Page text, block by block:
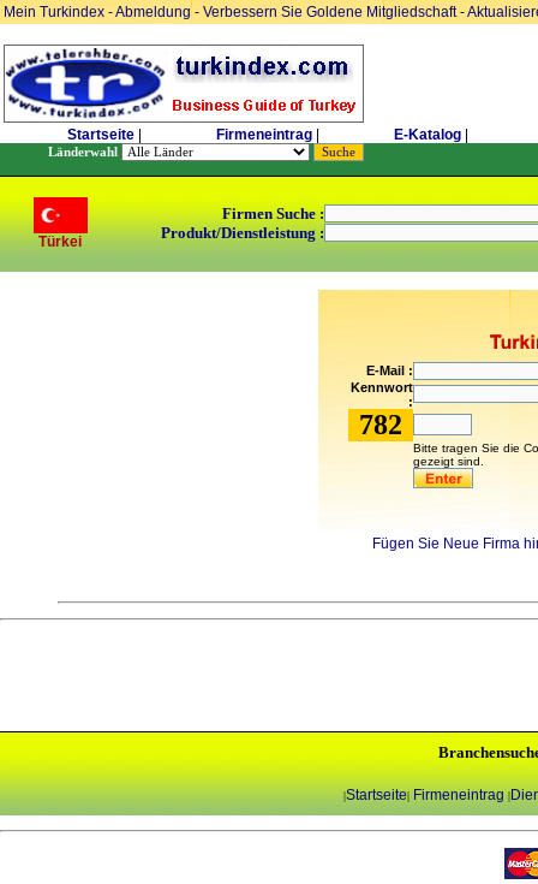
Mein Turkindex -Abmeldung- Verbessern Sie Goldene Mitgliedschaft-
Startseite Firmeneintrag E-Katalog
Länderwahl
Türkei
Firmen Suche :
Produkt/Dienstleistung :
E-Mail :
Kennwort
:
782
Bitte tragen Sie die
gezeigt sind.
Fügen Sie Neue Firma
|Startseite| Firmeneintrag |